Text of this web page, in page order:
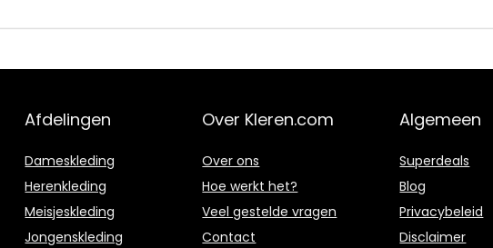
Afdelingen
Dameskleding
Herenkleding
Meisjeskleding
Jongenskleding
Over Kleren.com
Over ons
Hoe werkt het?
Veel gestelde vragen
Contact
Algemeen
Superdeals
Blog
Privacybeleid
Disclaimer